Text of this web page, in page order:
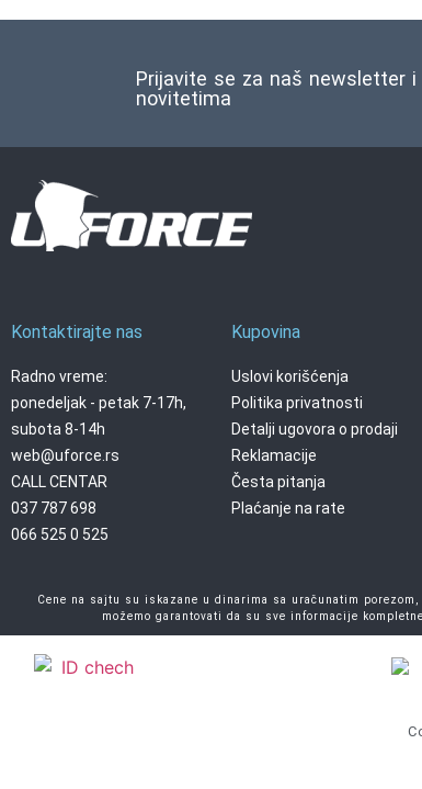
ocene
Prijavite se za naš newsletter
novitetima
Kontaktirajte nas
Radno vreme:
ponedeljak - petak 7-17h,
subota 8-14h
web@uforce.rs
CALL CENTAR
037 787 698
066 525 0 525
Kupovina
Uslovi korišćenja
Politika privatnosti
Detalji ugovora o prodaji
Reklamacije
Česta pitanja
Plaćanje na rate
Cene na sajtu su iskazane u dinarima sa uračunatim
možemo garantovati da su sve informacije